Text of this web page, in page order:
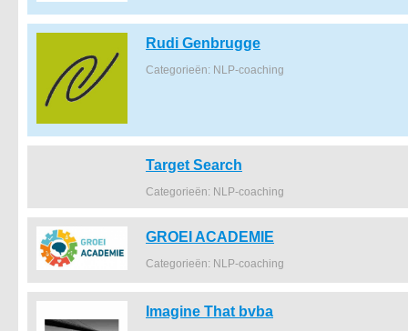
Rudi Genbrugge
Categorieën: NLP-coaching
Target Search
Categorieën: NLP-coaching
GROEI ACADEMIE
Categorieën: NLP-coaching
Imagine That bvba